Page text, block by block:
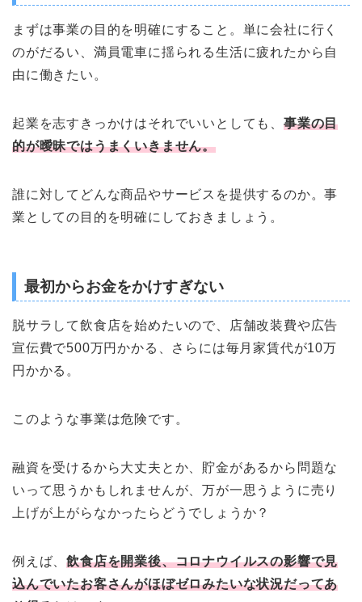
まずは事業の目的を明確にすること。単に会社に行く
のがだるい、満員電車に揺られる生活に疲れたから自
由に働きたい。
起業を志すきっかけはそれでいいとしても、 事業の目
的が曖昧ではうまくいきません。
誰に対してどんな商品やサービスを提供するのか。事
業としての目的を明確にしておきましょう。
最初からお金をかけすぎない
脱サラして飲食店を始めたいので、店舗改装費や広告
宣伝費で500万円かかる、さらには毎月家賃代が10万
円かかる。
このような事業は危険です。
融資を受けるから大丈夫とか、貯金があるから問題な
いって思うかもしれませんが、万が一思うように売り
上げが上がらなかったらどうでしょうか？
例えば、飲食店を開業後、コロナウイルスの影響で見
込んでいたお客さんがほぼゼロみたいな状況だってあ